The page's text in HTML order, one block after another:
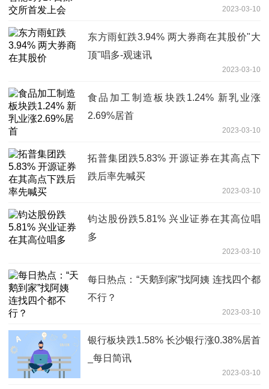
2023-03-10
东方雨虹跌3.94% 两大券商在其股价"大
顶"唱多-观速讯
2023-03-10
食品加工制造板块跌1.24% 新乳业涨
2.69%居首
2023-03-10
拓普集团跌5.83% 开源证券在其高点下
跌后率先喊买
2023-03-10
钧达股份跌5.81% 兴业证券在其高位唱
多
2023-03-10
每日热点：“天鹅到家”找阿姨 连找四个都
不行？
2023-03-10
银行板块跌1.58% 长沙银行涨0.38%居首
_每日简讯
2023-03-10